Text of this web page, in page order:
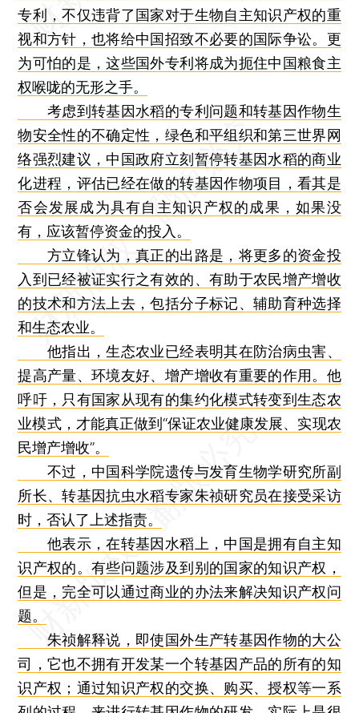
专利，不仅违背了国家对于生物自主知识产权的重
视和方针，也将给中国招致不必要的国际争讼。更
为可怕的是，这些国外专利将成为扼住中国粮食主
权喉咙的无形之手。
考虑到转基因水稻的专利问题和转基因作物生
物安全性的不确定性，绿色和平组织和第三世界网
络强烈建议，中国政府立刻暂停转基因水稻的商业
化进程，评估已经在做的转基因作物项目，看其是
否会发展成为具有自主知识产权的成果，如果没
有，应该暂停资金的投入。
方立锋认为，真正的出路是，将更多的资金投
入到已经被证实行之有效的、有助于农民增产增收
的技术和方法上去，包括分子标记、辅助育种选择
和生态农业。
他指出，生态农业已经表明其在防治病虫害、
提高产量、环境友好、增产增收有重要的作用。他
呼吁，只有国家从现有的集约化模式转变到生态农
业模式，才能真正做到“保证农业健康发展、实现农
民增产增收”。
不过，中国科学院遗传与发育生物学研究所副
所长、转基因抗虫水稻专家朱祯研究员在接受采访
时，否认了上述指责。
他表示，在转基因水稻上，中国是拥有自主知
识产权的。有些问题涉及到别的国家的知识产权，
但是，完全可以通过商业的办法来解决知识产权问
题。
朱祯解释说，即使国外生产转基因作物的大公
司，它也不拥有开发某一个转基因产品的所有的知
识产权；通过知识产权的交换、购买、授权等一系